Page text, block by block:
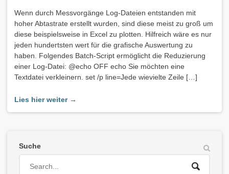
Wenn durch Messvorgänge Log-Dateien entstanden mit
hoher Abtastrate erstellt wurden, sind diese meist zu groß um
diese beispielsweise in Excel zu plotten. Hilfreich wäre es nur
jeden hundertsten wert für die grafische Auswertung zu
haben. Folgendes Batch-Script ermöglicht die Reduzierung
einer Log-Datei: @echo OFF echo Sie möchten eine
Textdatei verkleinern. set /p line=Jede wievielte Zeile […]
Lies hier weiter →
Suche